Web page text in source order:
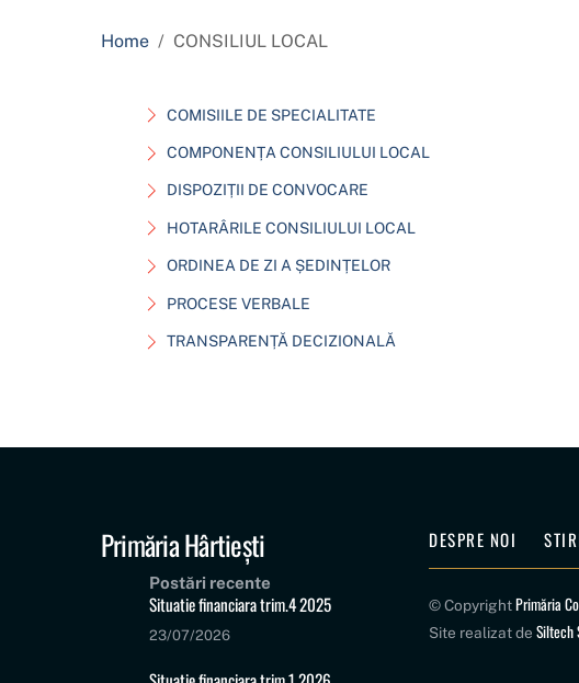
Home / CONSILIUL LOCAL
COMISIILE DE SPECIALITATE
COMPONENȚA CONSILIULUI LOCAL
DISPOZIȚII DE CONVOCARE
HOTARÂRILE CONSILIULUI LOCAL
ORDINEA DE ZI A ȘEDINȚELOR
PROCESE VERBALE
TRANSPARENȚĂ DECIZIONALĂ
Primăria Hârtiești
Postări recente
Situatie financiara trim.4 2025
23/07/2026
DESPRE NOI
© Copyright Primăria
Site realizat deSiltech